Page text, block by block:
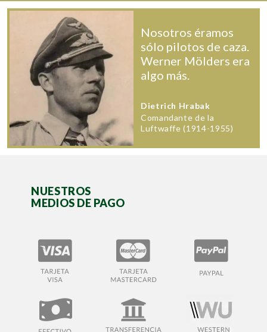
Nosotros éramos
sólo pilotos de caza.
Werner Mölders era
algo más.
Dietrich Hrabak
Comandante de la
Luftwaffe (1914-1955)
NUESTROS
MEDIOS DE PAGO